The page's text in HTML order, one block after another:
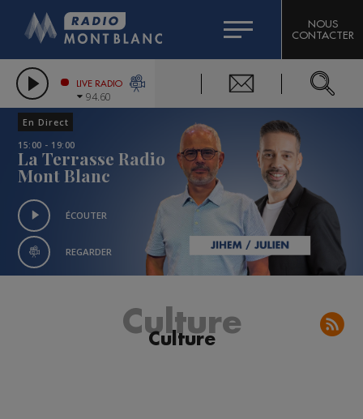
LES CHRONIQUES DE L'EXPERT
CITIZEN MACHINERY
GRAND MASSIF DOMAINES SKIABLES
BIGARD
COMPAGNIE DU MONT-BLANC
NOUS
CONTACTER
LIVE RADIO
94.60
En Direct
15:00 - 19:00
La Terrasse Radio
Mont Blanc
ÉCOUTER
REGARDER
Culture
Culture